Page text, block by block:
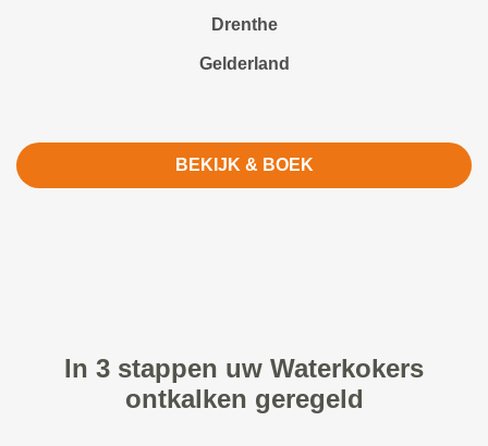
Drenthe
Gelderland
BEKIJK & BOEK
In 3 stappen uw Waterkokers
ontkalken geregeld